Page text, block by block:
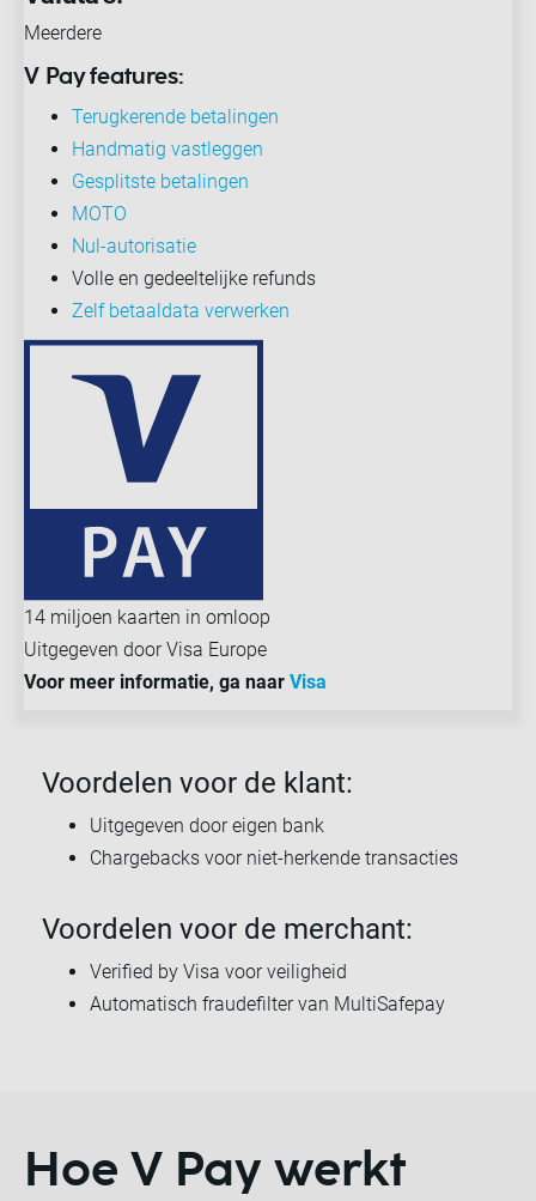
Meerdere
V Pay features:
Terugkerende betalingen
Handmatig vastleggen
Gesplitste betalingen
MOTO
Nul-autorisatie
Volle en gedeeltelijke refunds
Zelf betaaldata verwerken
14 miljoen kaarten in omloop
Uitgegeven door Visa Europe
Voor meer informatie, ga naar Visa
Voordelen voor de klant:
Uitgegeven door eigen bank
Chargebacks voor niet-herkende transacties
Voordelen voor de merchant:
Verified by Visa voor veiligheid
Automatisch fraudefilter van MultiSafepay
Hoe V Pay werkt